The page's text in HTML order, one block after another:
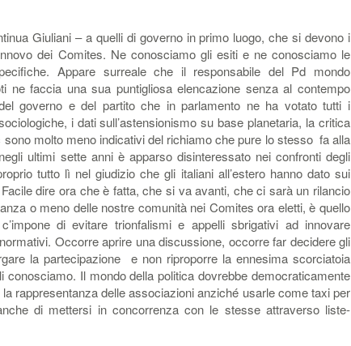
Giuliani – a quelli di governo in primo luogo, che si devono i
dei Comites. Ne conosciamo gli esiti e ne conosciamo le
Appare surreale che il responsabile del Pd mondo
ne faccia una sua puntigliosa elencazione senza al contempo
governo e del partito che in parlamento ne ha votato tutti i
i dati sull’astensionismo su base planetaria, la critica
sono molto meno indicativi del richiamo che pure lo stesso fa alla
ultimi sette anni è apparso disinteressato nei confronti degli
tutto lì nel giudizio che gli italiani all’estero hanno dato sui
dire ora che è fatta, che si va avanti, che ci sarà un rilancio
o meno delle nostre comunità nei Comites ora eletti, è quello
di evitare trionfalismi e appelli sbrigativi ad innovare
Occorre aprire una discussione, occorre far decidere gli
la partecipazione e non riproporre la ennesima scorciatoia
conosciamo. Il mondo della politica dovrebbe democraticamente
rappresentanza delle associazioni anziché usarle come taxi per
di mettersi in concorrenza con le stesse attraverso liste-